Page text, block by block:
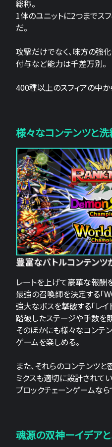
総称。
1体のユニットに2つまでス
だ。
攻撃だけでなく、味方の強
付与など能力は千差万別。
400種以上のスフィアの中か
様々なコンテンツと
豊富なバトルコンテンツ
レートを上げて豪華な報酬を
最強の召喚師を決定する「
強大なボスを撃破する「レイ
踏破したステージや手数を競
そのほかにも様々なコンテ
ゲームを楽しめる。
また、それらのコンテンツ
ミクスも適切に設計されてい
ブロックチェーンゲームな
魂源の双神ーイデア